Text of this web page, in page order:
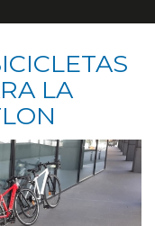
LA